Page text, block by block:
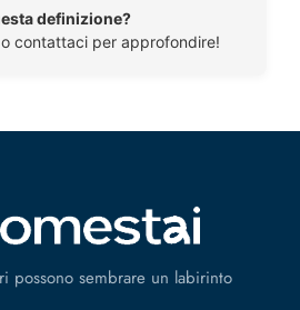
definizione?
contattaci per approfondire!
possono sembrare un labirinto